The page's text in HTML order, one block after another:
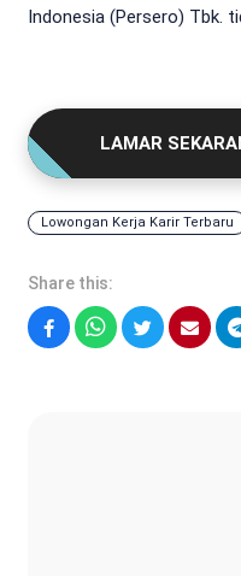
Indonesia (Persero) Tbk.
LAMAR
Lowongan Kerja Karir Terbaru
Share this: